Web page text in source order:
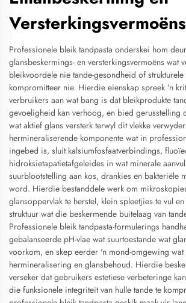
Versterkingsvermoëns
Professionele bleik tandpasta onderskei hom
glansbeskermings- en versterkingsvermoëns wat
bleikvoordele nie tande-gesondheid of
kompromitteer nie. Hierdie eienskap spreek 'n
verbruikers aan wat bang is dat bleikprodukte
gevoeligheid kan verhoog, en bied gerusstelling
wat aktief glans versterk terwyl dit vlekke
hermineraliserende komponente wat in
ingebed is, sluit kalsiumfosfaatverbindings,
hidroksietapatietafgeleides in wat minerale
suurblootstelling aan kos, drankies en bakteriële
word. Hierdie bestanddele werk om
glansoppervlak te herstel, klein spleetjies te vul
struktuur wat die beskermende buitelaag van
Professionele bleik tandpasta-formulerings
gebalanseerde pH-vlae wat suurtoestande wat
voorkom, en skep eerder 'n mond-omgewing
hermineralisering en glansbehoud. Hierdie
verseker dat gebruikers estetiese verbeteringe
die funksionele integriteit van hulle tande te